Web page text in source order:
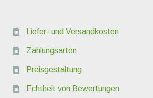
Liefer- und Versandkosten
Zahlungsarten
Preisgestaltung
Echtheit von Bewertungen